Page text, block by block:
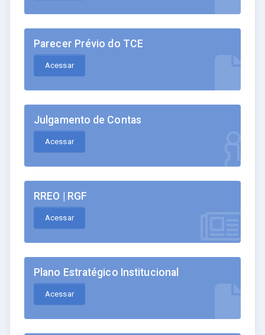
Parecer Prévio do TCE
Acessar
Julgamento de Contas
Acessar
RREO | RGF
Acessar
Plano Estratégico Institucional
Acessar